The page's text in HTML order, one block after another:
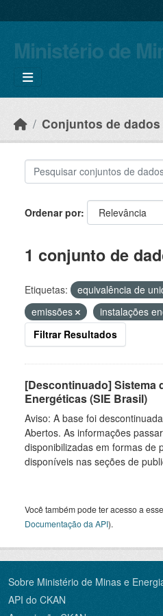
Ministério de
Conjuntos de dados
Ordenar por
1 conjunto de
Etiquetas: equivalência de
emissões
instalações
Filtrar Resultados
[Descontinuado] Sistema
Energéticas (SIE Brasil)
Aviso: A base foi
Abertos. As informações
disponibilizadas em formas de
disponíveis nas seções de
Você também pode ter acesso a
Documentação da API).
Sobre Ministério de Minas e
API do CKAN